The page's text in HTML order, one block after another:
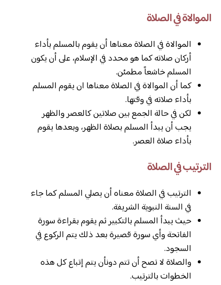
الموالاة في الصلاة
الموالاة في الصلاة معناها أن يقوم بالمسلم بأداء
أركان صلاته كما هو محدد في الإسلام، على أن يكون
المسلم خاشعاً مطمئن.
كما أن الموالاة في الصلاة معناها ان يقوم المسلم
بأداء صلاته في وقتها.
لكن في حالة الجمع بين صلاتين كالعصر والظهر
يجب أن يبدأ المسلم بصلاة الظهر، وبعدها يقوم
بأداء صلاة العصر.
الترتيب في الصلاة
الترتيب في الصلاة معناه أن يصلي المسلم كما جاء
في السنة النبوية الشريفة.
حيث يبدأ المسلم بالتكبير ثم يقوم بقراءة سورة
الفاتحة وأي سورة قصيرة بعد ذلك يتم الركوع في
السجود.
والصلاة لا تصح أن تتم دونأن يتم إتباع كل هذه
الخطوات بالترتيب.